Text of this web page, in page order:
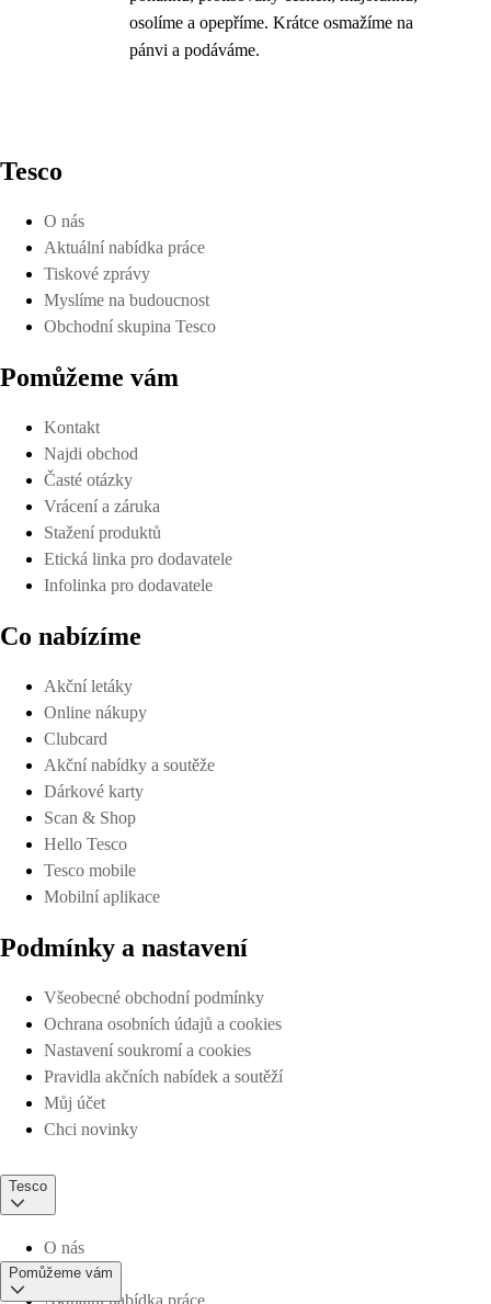
osolíme a opepříme. Krátce osmažíme na
pánvi a podáváme.
Tesco
O nás
Aktuální nabídka práce
Tiskové zprávy
Myslíme na budoucnost
Obchodní skupina Tesco
Pomůžeme vám
Kontakt
Najdi obchod
Časté otázky
Vrácení a záruka
Stažení produktů
Etická linka pro dodavatele
Infolinka pro dodavatele
Co nabízíme
Akční letáky
Online nákupy
Clubcard
Akční nabídky a soutěže
Dárkové karty
Scan & Shop
Hello Tesco
Tesco mobile
Mobilní aplikace
Podmínky a nastavení
Všeobecné obchodní podmínky
Ochrana osobních údajů a cookies
Nastavení soukromí a cookies
Pravidla akčních nabídek a soutěží
Můj účet
Chci novinky
Tesco
O nás
Pomůžeme vám